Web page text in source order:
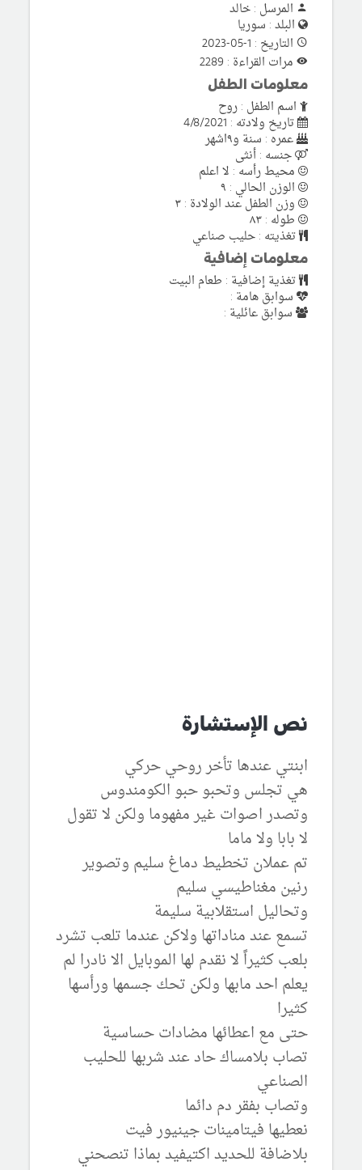
المرسل : خالد
البلد : سوريا
التاريخ : 1-05-2023
مرات القراءة : 2289
معلومات الطفل
اسم الطفل : روح
تاريخ ولادته : 4/8/2021
عمره : سنة و٩اشهر
جنسه : أنثى
محيط رأسه : لا اعلم
الوزن الحالي : ٩
وزن الطفل عند الولادة : ٣
طوله : ٨٣
تغذيته : حليب صناعي
معلومات إضافية
تغذية إضافية : طعام البيت
سوابق هامة :
سوابق عائلية :
نص الإستشارة
ابنتي عندها تأخر روحي حركي
هي تجلس وتحبو حبو الكومندوس
وتصدر اصوات غير مفهوما ولكن لا تقول
لا بابا ولا ماما
تم عملان تخطيط دماغ سليم وتصوير
رنين مغناطيسي سليم
وتحاليل استقلابية سليمة
تسمع عند مناداتها ولاكن عندما تلعب تشرد
بلعب كثيراً لا نقدم لها الموبايل الا نادرا لم
يعلم احد مابها ولكن تحك جسمها ورأسها
كثيرا
حتى مع اعطائها مضادات حساسية
تصاب بلامساك حاد عند شربها للحليب
الصناعي
وتصاب بفقر دم دائما
نعطيها فيتامينات جينيور فيت
بلاضافة للحديد اكتيفيد بماذا تنصحني